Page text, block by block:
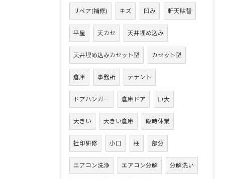
リペア(補修) キズ 凹み 軒天貼替
平屋 天カセ 天井埋め込み
天井埋め込みカセット型 カセット型
倉庫 事務所 テナント
ドアハンガー 倉庫ドア 巨大
大きい 大きい倉庫 臨時休業
社印研修 小口 柱 部分
エアコン洗浄 エアコン分解 分解洗い